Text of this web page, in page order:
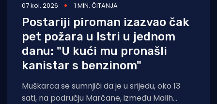
07 kol. 2026 1 MIN. ČITANJA
Postariji piroman izazvao čak
pet požara u Istri u jednom
danu: "U kući mu pronašli
kanistar s benzinom"
Muškarca se sumnjiči da je u srijedu, oko 13
sati, na području Marčane, između Malih